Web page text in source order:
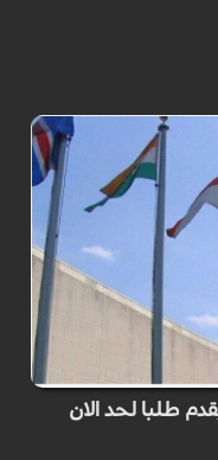
طلبا لحد الان